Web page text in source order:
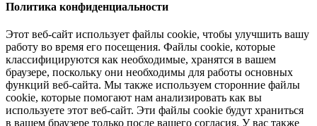
Политика конфиденциальности
Этот веб-сайт использует файлы cookie, чтобы улучшить вашу
работу во время его посещения. Файлы cookie, которые
классифицируются как необходимые, хранятся в вашем
браузере, поскольку они необходимы для работы основных
функций веб-сайта. Мы также используем сторонние файлы
cookie, которые помогают нам анализировать как вы
используете этот веб-сайт. Эти файлы cookie будут храниться
в вашем браузере только после вашего согласия. У вас также